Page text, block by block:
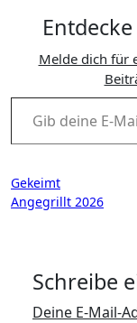
Melde dich für ein Abonnement an, um die neuesten
Gib deine E-Mail-Adresse ein ...
Gekeimt
Angegrillt 2026
Schreibe
Deine E-Mail-